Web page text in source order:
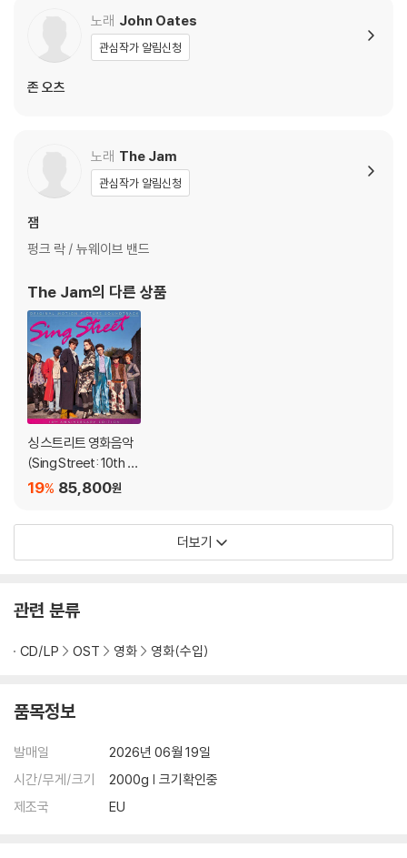
노래 John Oates
관심작가 알림신청
존 오츠
노래 The Jam
관심작가 알림신청
잼
펑크 락 / 뉴웨이브 밴드
The Jam의 다른 상품
싱 스트리트 영화음악
(Sing Street: 10th A
nniversary OST) [핑
85,800원
19%
더보기
관련 분류
CD/LP OST 영화 영화(수입)
품목정보
발매일
2026년 06월 19일
시간/무게/크기
2000g | 크기확인중
제조국
EU